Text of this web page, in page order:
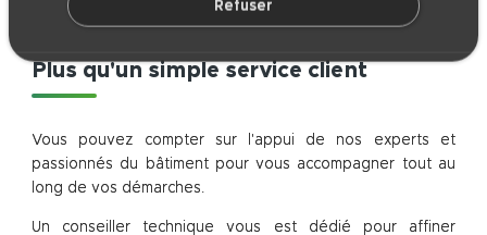
Refuser
Plus qu'un simple service client
Vous pouvez compter sur l'appui de nos experts et
passionnés du bâtiment pour vous accompagner tout au
long de vos démarches.
Un conseiller technique vous est dédié pour affiner